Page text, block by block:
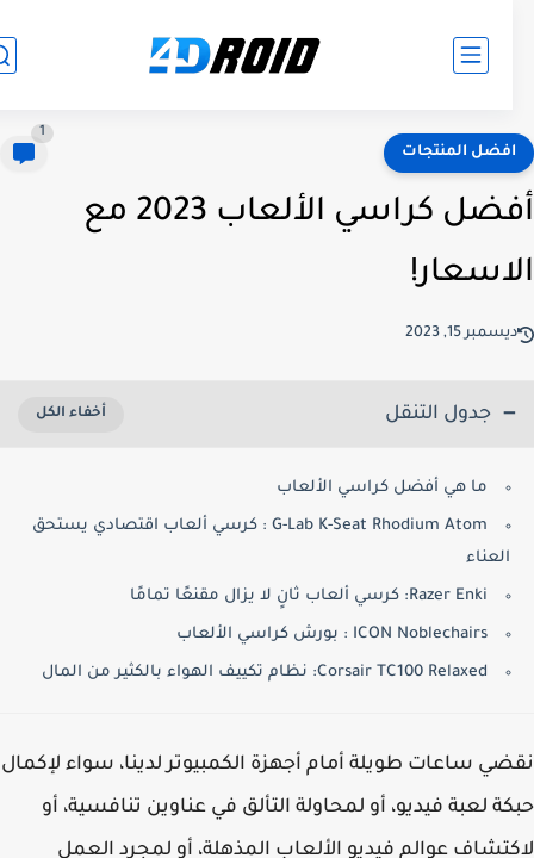
المنتجات
أفضل كراسي الألعاب 2023 مع
15, 2023
جدول التنقل
ما هي أفضل كراسي الألعاب
G-Lab K-Seat Rhodium Atom : كرسي ألعاب اقتصادي يستحق
العناء
Razer Enki: كرسي ألعاب ثانٍ لا يزال مقنعًا تمامًا
ICON Noblechairs : بورش كراسي الألعاب
Corsair TC100 Relaxed: نظام تكييف الهواء بالكثير من المال
ساعات طويلة أمام أجهزة الكمبيوتر لدينا، سواء لإكمال
لعبة فيديو، أو لمحاولة التألق في عناوين تنافسية، أو
عوالم فيديو الألعاب المذهلة، أو لمجرد العمل